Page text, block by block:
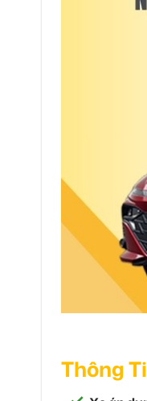
Thông